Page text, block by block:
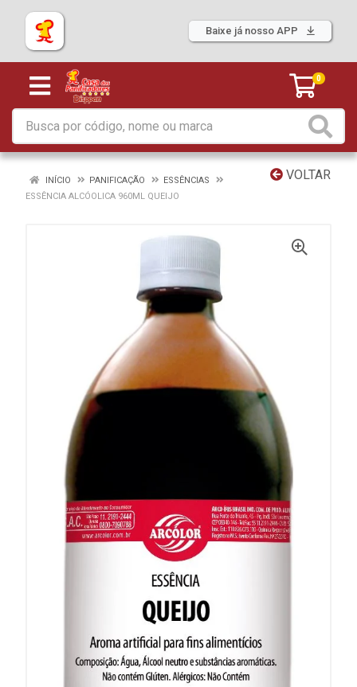
Baixe já nosso APP
0
VOLTAR
INÍCIO PANIFICAÇÃO
ESSÊNCIAS
ESSÊNCIA ALCÓOLICA 960ML QUEIJO